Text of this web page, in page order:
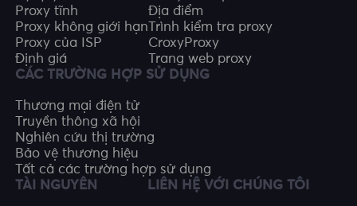
Proxy tĩnh
Proxy không giới hạn
Proxy của ISP
Định giá
Địa điểm
Trình kiểm tra proxy
CroxyProxy
Trang web proxy
CÁC TRƯỜNG HỢP SỬ DỤNG
Thương mại điện tử
Truyền thông xã hội
Nghiên cứu thị trường
Bảo vệ thương hiệu
Tất cả các trường hợp sử dụng
TÀI NGUYÊN
LIÊN HỆ VỚI CHÚNG TÔI